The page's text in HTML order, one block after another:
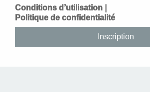
Conditions d’utilisation
Politique de confidentialité
Inscription